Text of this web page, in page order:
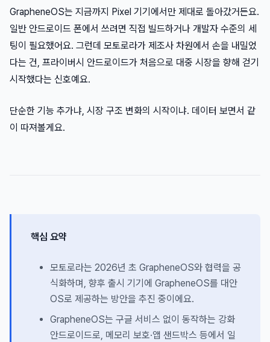
GrapheneOS는 지금까지 Pixel 기기에서만 제대로 돌아갔거든요.
일반 안드로이드 폰에서 쓰려면 직접 빌드하거나 개발자 수준의 세
팅이 필요했어요. 그런데 모토로라가 제조사 차원에서 손을 내밀었
다는 건, 프라이버시 안드로이드가 처음으로 대중 시장을 향해 걷기
시작했다는 신호예요.
단순한 기능 추가냐, 시장 구조 변화의 시작이냐. 데이터 보면서 같
이 따져볼게요.
핵심 요약
모토로라는 2026년 초 GrapheneOS와 협력을 공
식화하며, 향후 출시 기기에 GrapheneOS를 대안
OS로 제공하는 방안을 추진 중이에요.
GrapheneOS는 구글 서비스 없이 동작하는 강화
안드로이드로, 메모리 보호·앱 샌드박스 등에서 일